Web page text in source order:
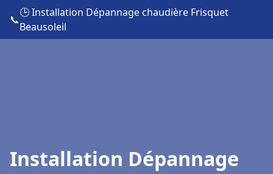
📞
🕒 Installation Dépannage chaudière Frisquet
Beausoleil
Installation Dépannage